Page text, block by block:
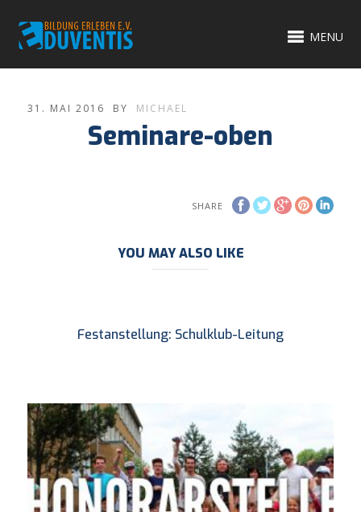
MENU
31. MAI 2016 BY MICHAEL
Seminare-oben
SHARE
YOU MAY ALSO LIKE
Festanstellung: Schulklub-Leitung